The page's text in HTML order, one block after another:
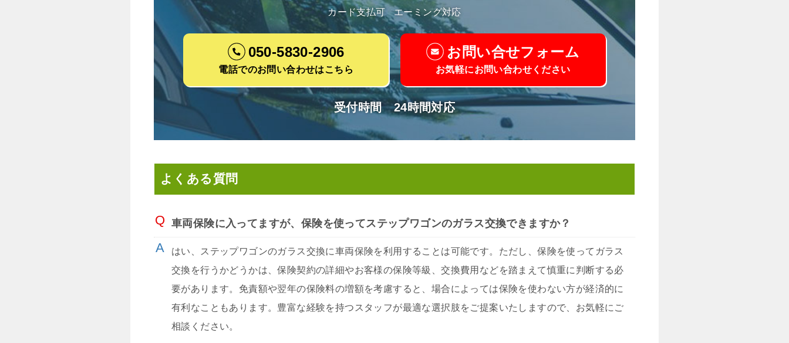
カード支払可
エーミング対応
050-5830-2906
電話でのお問い合わせはこちら
お問い合せフォーム
お気軽にお問い合わせください
受付時間 24時間対応
よくある質問
車両保険に入ってますが、保険を使ってステップワゴンのガラス交換できますか？
はい、ステップワゴンのガラス交換に車両保険を利用することは可能です。ただし、保険を使ってガラス
交換を行うかどうかは、保険契約の詳細やお客様の保険等級、交換費用などを踏まえて慎重に判断する必
要があります。免責額や翌年の保険料の増額を考慮すると、場合によっては保険を使わない方が経済的に
有利なこともあります。豊富な経験を持つスタッフが最適な選択肢をご提案いたしますので、お気軽にご
相談ください。